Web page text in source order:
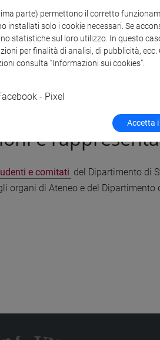
della qualità
e
e comitati del Dipartimento di
organi di Ateneo e del Dipartimento
parte) permettono il corretto
installati solo i cookie necessari. Se
statistiche sul loro utilizzo. In questo
per finalità di analisi, di pubblicità, ecc.
consulta “Informazioni sui cookies”.
- Pixel
Accetta